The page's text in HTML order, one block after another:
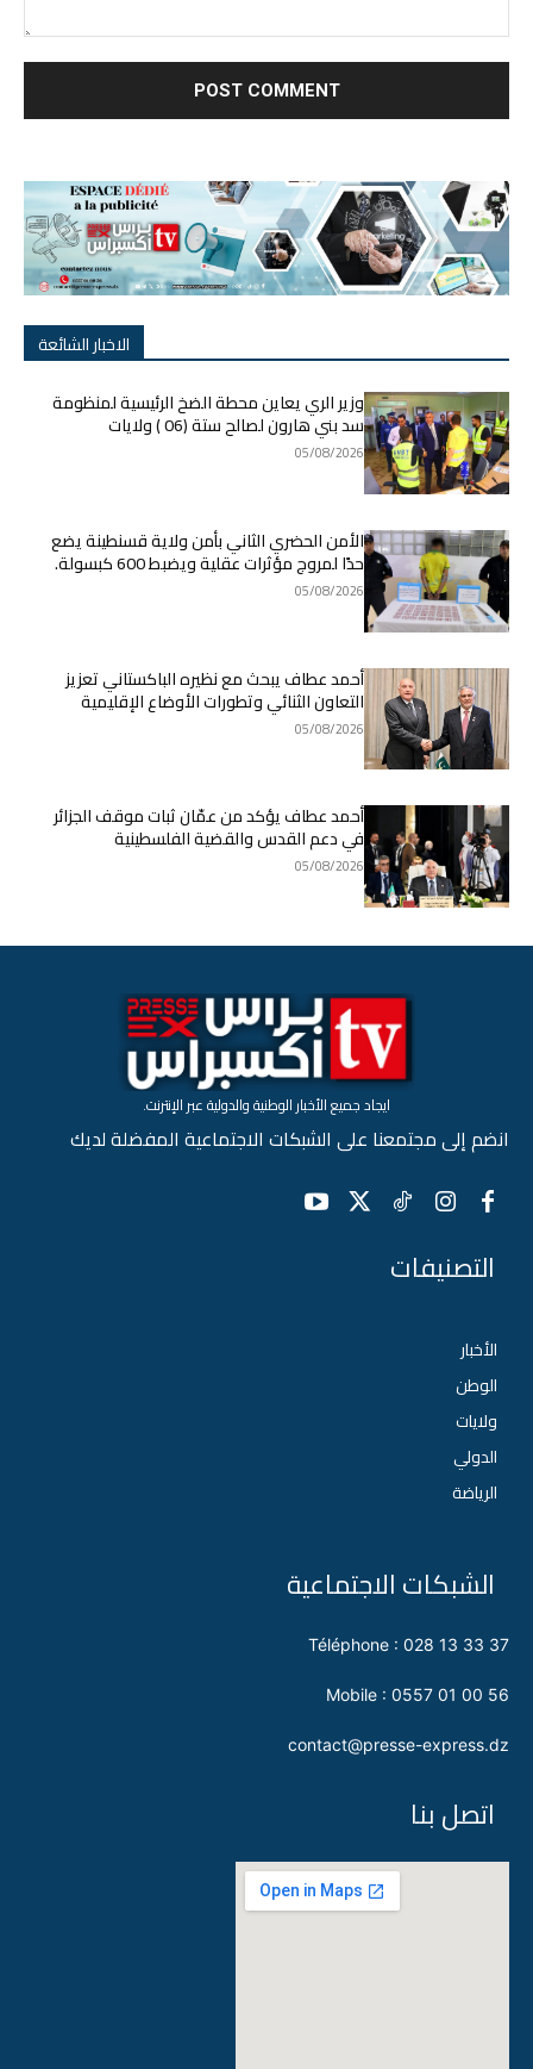
الاخبار الشائعة
وزير الري يعاين محطة الضخ الرئيسية لمنظومة
سد بني هارون لصالح ستة (06 ) ولايات
05/08/2026
الأمن الحضري الثاني بأمن ولاية قسنطينة يضع
حدًا لمروج مؤثرات عقلية ويضبط 600 كبسولة.
05/08/2026
أحمد عطاف يبحث مع نظيره الباكستاني تعزيز
التعاون الثنائي وتطورات الأوضاع الإقليمية
05/08/2026
أحمد عطاف يؤكد من عمّان ثبات موقف الجزائر
في دعم القدس والقضية الفلسطينية
05/08/2026
اتصل بنا
الشبكات الاجتماعية
Téléphone : 028 13 33 37
Mobile : 0557 01 00 56
contact@presse-express.dz
التصنيفات
الأخبار
الوطن
ولايات
الدولي
الرياضة
ايجاد جميع الأخبار الوطنية والدولية عبر الإنترنت.
انضم إلى مجتمعنا على الشبكات الاجتماعية المفضلة لديك